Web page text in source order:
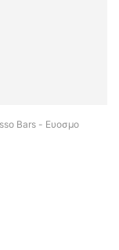
Bars - Ευοσμο